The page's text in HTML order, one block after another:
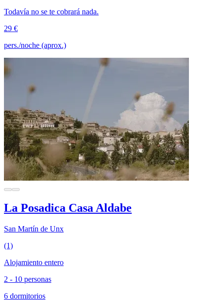
Todavía no se te cobrará nada.
29 €
pers./noche (aprox.)
La Posadica Casa Aldabe
San Martín de Unx
(1)
Alojamiento entero
2 - 10 personas
6 dormitorios